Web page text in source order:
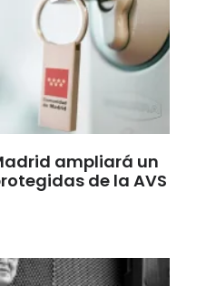
ampliará un
de la AVS